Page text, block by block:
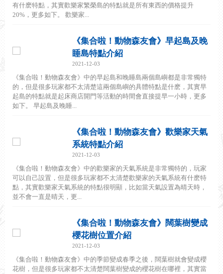
有什麽特點，其實歡樂家繁榮島的特點就是所有東西的價格提升
20%，更多如下。 歡樂家...
《集合啦！動物森友會》早起島及晚
睡島特點介紹
2021-12-03
《集合啦！動物森友會》中的早起島和晚睡島兩個島嶼都是非常獨特
的，但是很多玩家都不太清楚這兩個島嶼的具體特點是什麽，其實早
起島的特點就是起床商店開門等活動的時間會直接提早一小時，更多
如下。 早起島及晚睡...
《集合啦！動物森友會》歡樂家天氣
系統特點介紹
2021-12-03
《集合啦！動物森友會》中的歡樂家的天氣系統是非常獨特的，玩家
可以自己設置，但是很多玩家都不太清楚歡樂家的天氣系統有什麽特
點，其實歡樂家天氣系統的特點很明顯，比如當天氣設置為晴天時，
並不會一直是晴天，更...
《集合啦！動物森友會》闊葉樹變成
櫻花樹位置介紹
2021-12-03
《集合啦！動物森友會》中的季節變成春季之後，闊葉樹就會變成櫻
花樹，但是很多玩家都不太清楚闊葉樹變成的櫻花樹在哪裡，其實當